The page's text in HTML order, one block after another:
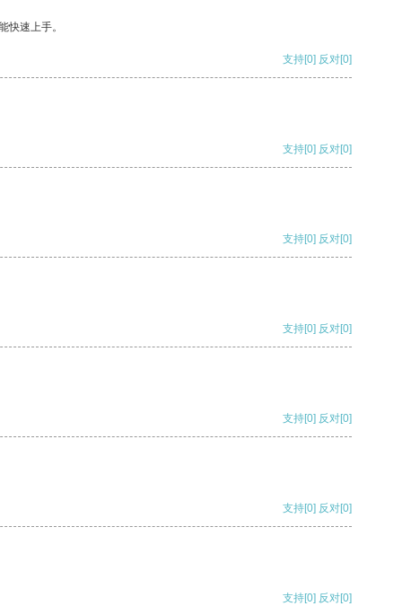
快速上手。
支持[0] 反对[0]
支持[0] 反对[0]
支持[0] 反对[0]
支持[0] 反对[0]
支持[0] 反对[0]
支持[0] 反对[0]
支持[0] 反对[0]